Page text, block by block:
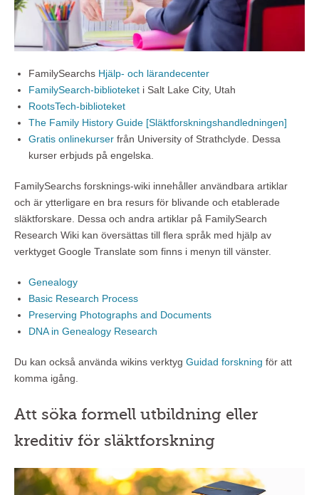
FamilySearchs Hjälp- och lärandecenter
FamilySearch-biblioteket i Salt Lake City, Utah
RootsTech-biblioteket
The Family History Guide [Släktforskningshandledningen]
Gratis onlinekurser från University of Strathclyde. Dessa
kurser erbjuds på engelska.
FamilySearchs forsknings-wiki innehåller användbara artiklar
och är ytterligare en bra resurs för blivande och etablerade
släktforskare. Dessa och andra artiklar på FamilySearch
Research Wiki kan översättas till flera språk med hjälp av
verktyget Google Translate som finns i menyn till vänster.
Genealogy
Basic Research Process
Preserving Photographs and Documents
DNA in Genealogy Research
Du kan också använda wikins verktyg Guidad forskning för att
komma igång.
Att söka formell utbildning eller
kreditiv för släktforskning